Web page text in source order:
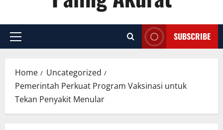
Primary
SUBSCRIBE
Home
Uncategorized
Pemerintah Perkuat Program Vaksinasi untuk
Tekan Penyakit Menular